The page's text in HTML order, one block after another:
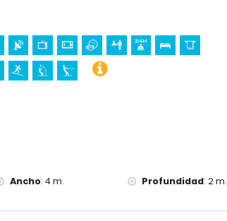
de la casa)
(Portal de la Vila, Denia), monumento
lugar histórico (Histórico de Denia) (a menos
del alojamiento)
kayak, pesca, buceo, snorkel, surf,
kilómetros de la villa)
Ancho: 4 m. Profundidad: 2 m.